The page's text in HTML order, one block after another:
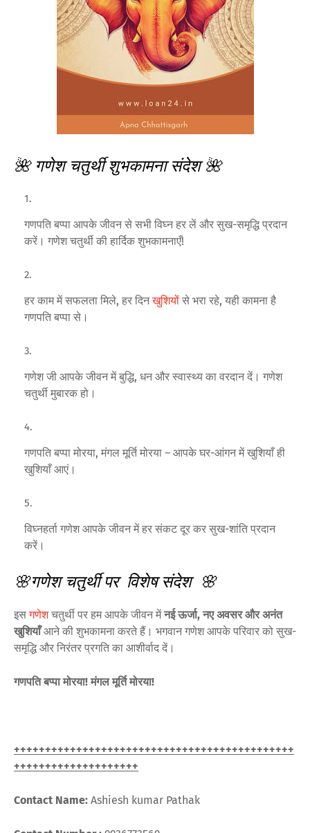
🌺 गणेश चतुर्थी शुभकामना संदेश 🌺
गणपति बप्पा आपके जीवन से सभी विघ्न हर लें और सुख-समृद्धि प्रदान
करें। गणेश चतुर्थी की हार्दिक शुभकामनाएँ!
हर काम में सफलता मिले, हर दिनखुशियों से भरा रहे, यही कामना है
गणपति बप्पा से।
गणेश जी आपके जीवन में बुद्धि, धन और स्वास्थ्य का वरदान दें। गणेश
चतुर्थी मुबारक हो।
गणपति बप्पा मोरया, मंगल मूर्ति मोरया – आपके घर-आंगन में खुशियाँ ही
खुशियाँ आएं।
विघ्नहर्ता गणेश आपके जीवन में हर संकट दूर कर सुख-शांति प्रदान
करें।
🌸गणेश चतुर्थी पर विशेष संदेश 🌸
इसगणेशचतुर्थी पर हम आपके जीवन मेंनई ऊर्जा, नए अवसर और अनंत
खुशियाँआने की शुभकामना करते हैं। भगवान गणेश आपके परिवार को सुख-
समृद्धि और निरंतर प्रगति का आशीर्वाद दें।
गणपति बप्पा मोरया! मंगल मूर्ति मोरया!
+++++++++++++++++++++++++++++++++++++++++++++
++++++++++++++++++++
Contact Name: Ashiesh kumar Pathak